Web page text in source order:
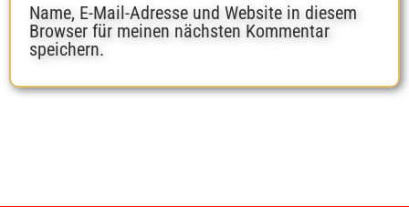
Name, E-Mail-Adresse und Website in diesem
Browser für meinen nächsten Kommentar
speichern.